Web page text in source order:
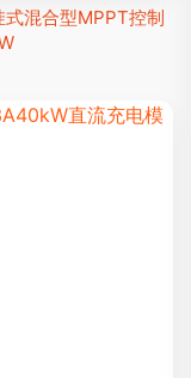
混合型MPPT控制